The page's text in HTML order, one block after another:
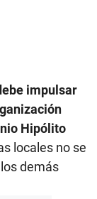
impulsar
Hipólito
locales no se
demás